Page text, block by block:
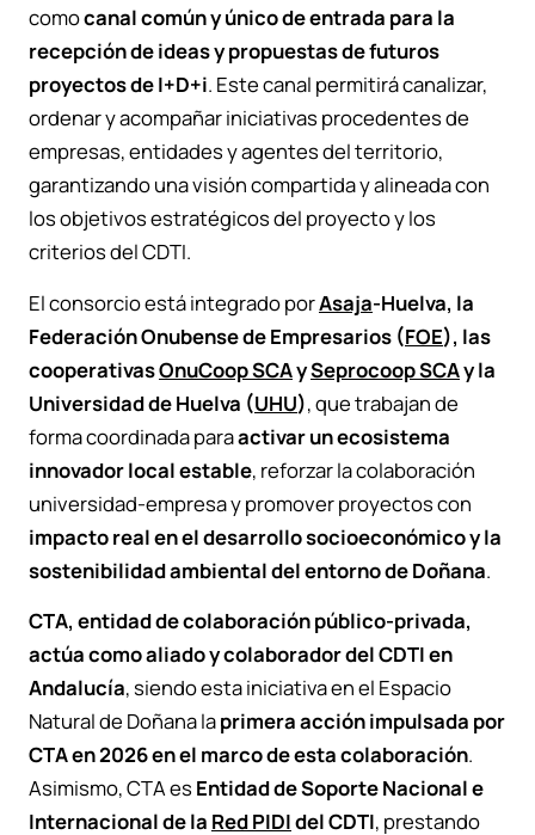
comocanal común y único de entrada para la
recepción de ideas y propuestas de futuros
proyectos de I+D+i. Este canal permitirá canalizar,
ordenar y acompañar iniciativas procedentes de
empresas, entidades y agentes del territorio,
garantizando una visión compartida y alineada con
los objetivos estratégicos del proyecto y los
criterios del CDTI.
El consorcio está integrado porAsaja-Huelva, la
Federación Onubense de Empresarios (FOE), las
cooperativasOnuCoop SCAySeprocoop SCAy la
Universidad de Huelva (UHU), que trabajan de
forma coordinada paraactivar un ecosistema
innovador local estable, reforzar la colaboración
universidad-empresa y promover proyectos con
impacto real en el desarrollo socioeconómico y la
sostenibilidad ambiental del entorno de Doñana.
CTA, entidad de colaboración público-privada,
actúa como aliado y colaborador del CDTI en
Andalucía, siendo esta iniciativa en el Espacio
Natural de Doñana laprimera acción impulsada por
CTA en 2026 en el marco de esta colaboración.
Asimismo, CTA es Entidad de Soporte Nacional e
Internacional de la Red PIDIdel CDTI, prestando